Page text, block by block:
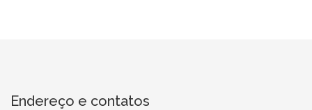
Endereço e contatos